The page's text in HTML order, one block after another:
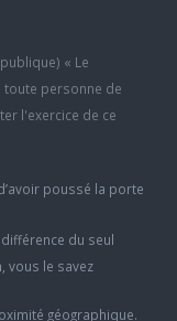
« Le
personne de
l'exercice de ce
poussé la porte
du seul
vous le savez
géographique.